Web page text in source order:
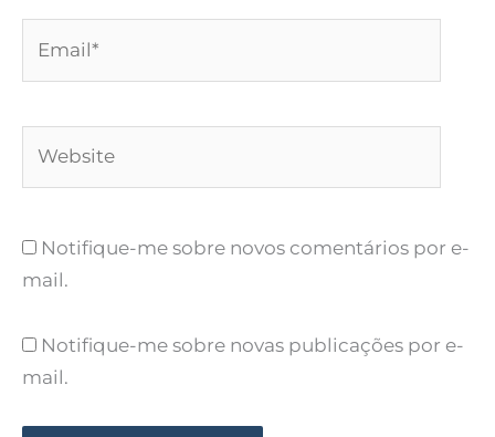
Notifique-me sobre novos comentários por e-
mail.
Notifique-me sobre novas publicações por e-
mail.